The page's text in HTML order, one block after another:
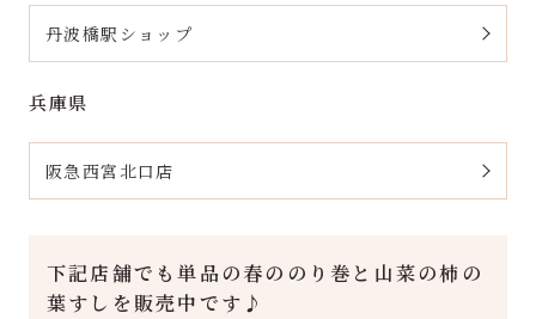
丹波橋駅ショップ
兵庫県
阪急西宮北口店
下記店舗でも単品の春ののり巻と山菜の柿の
葉すしを販売中です♪